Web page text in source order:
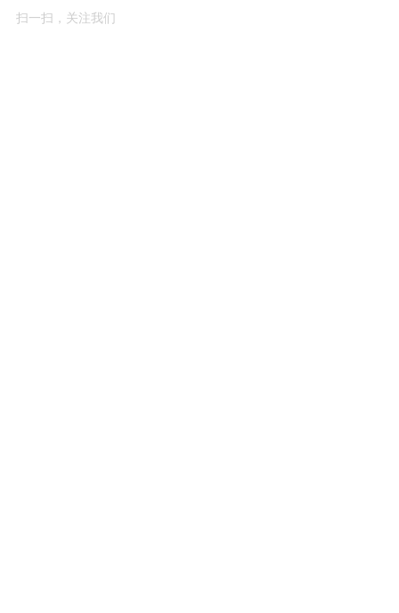
扫一扫，关注我们